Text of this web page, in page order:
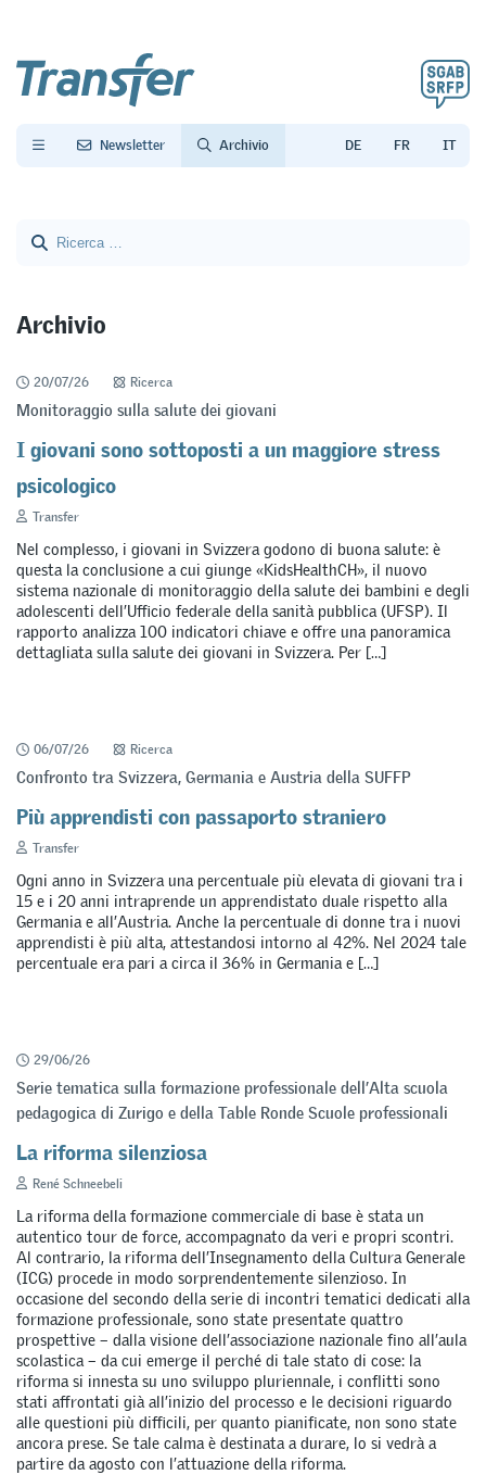
Newsletter Archivio
Archivio
Siamo spiacenti, nessun articolo corrisponde ai criteri da lei indicati.
20/07/26 Ricerca
Monitoraggio sulla salute dei giovani
I giovani sono sottoposti a un maggiore stress
psicologico
Transfer
Nel complesso, i giovani in Svizzera godono di buona salute: è
questa la conclusione a cui giunge «KidsHealthCH», il nuovo
sistema nazionale di monitoraggio della salute dei bambini e degli
adolescenti dell’Ufficio federale della sanità pubblica (UFSP). Il
rapporto analizza 100 indicatori chiave e offre una panoramica
dettagliata sulla salute dei giovani in Svizzera. Per […]
06/07/26 Ricerca
Confronto tra Svizzera, Germania e Austria della SUFFP
Più apprendisti con passaporto straniero
Transfer
Ogni anno in Svizzera una percentuale più elevata di giovani tra i
15 e i 20 anni intraprende un apprendistato duale rispetto alla
Germania e all’Austria. Anche la percentuale di donne tra i nuovi
apprendisti è più alta, attestandosi intorno al 42%. Nel 2024 tale
percentuale era pari a circa il 36% in Germania e […]
29/06/26
Serie tematica sulla formazione professionale dell’Alta scuola
pedagogica di Zurigo e della Table Ronde Scuole professionali
La riforma silenziosa
René Schneebeli
La riforma della formazione commerciale di base è stata un
autentico tour de force, accompagnato da veri e propri scontri.
Al contrario, la riforma dell’Insegnamento della Cultura Generale
(ICG) procede in modo sorprendentemente silenzioso. In
occasione del secondo della serie di incontri tematici dedicati alla
formazione professionale, sono state presentate quattro
prospettive – dalla visione dell’associazione nazionale fino all’aula
scolastica – da cui emerge il perché di tale stato di cose: la
riforma si innesta su uno sviluppo pluriennale, i conflitti sono
stati affrontati già all’inizio del processo e le decisioni riguardo
alle questioni più difficili, per quanto pianificate, non sono state
ancora prese. Se tale calma è destinata a durare, lo si vedrà a
partire da agosto con l’attuazione della riforma.